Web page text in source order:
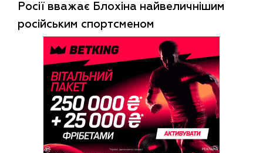
Росії вважає Блохіна найвеличнішим
російським спортсменом